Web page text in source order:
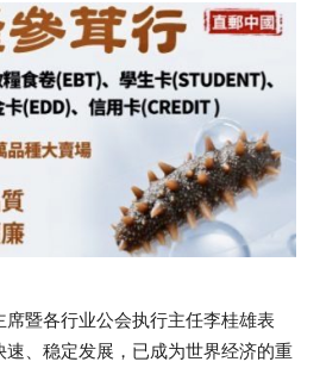
暨各行业公会执行主任李桂雄表
、稳定发展，已成为世界经济的重